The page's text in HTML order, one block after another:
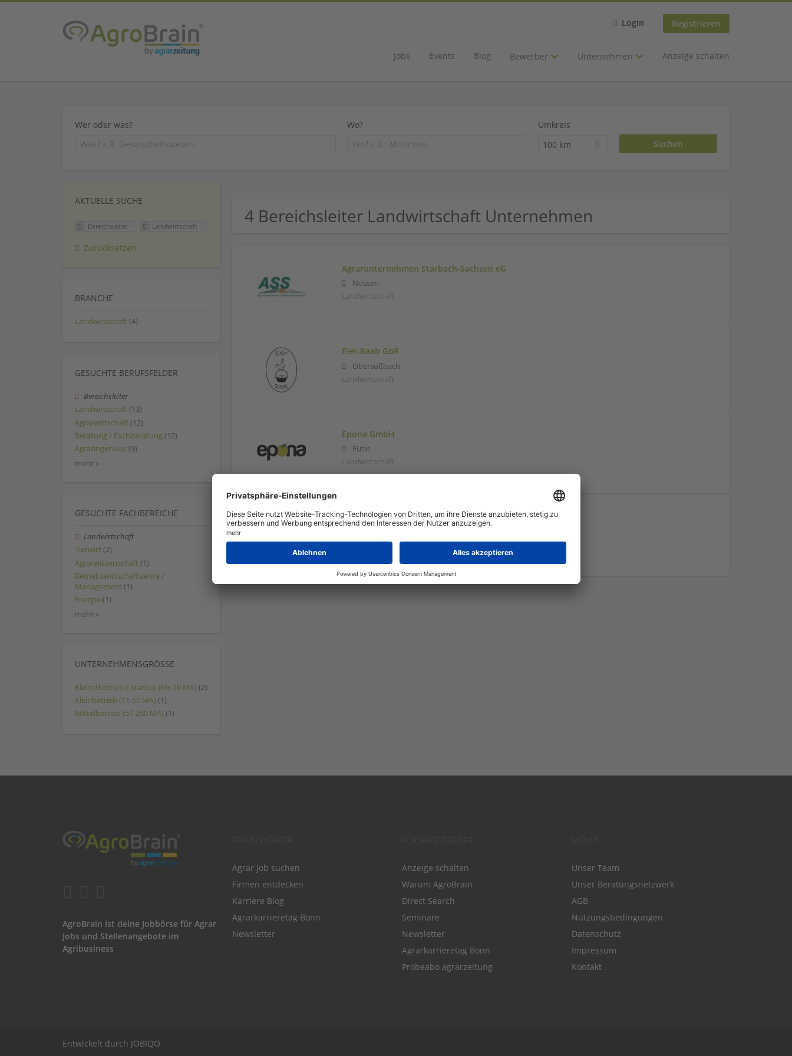
Login Registrieren
Jobs Events Blog Bewerber Unternehmen Anzeige schalten
Wer oder was? Wo?
Umkreis
100 km
4 Bereichsleiter Landwirtschaft Unternehmen
Agrarunternehmen Starbach-Sachsen eG
Nossen
Landwirtschaft
Eier-Raab GbR
Obersüßbach
Landwirtschaft
Epona GmbH
Eutin
Landwirtschaft
Henning Kung
Landwirtschaft
AKTUELLE SUCHE
Bereichsleiter Landwirtschaft
Zurücksetzen
BRANCHE
Landwirtschaft (4)
GESUCHTE BERUFSFELDER
Bereichsleiter
Landwirtschaft (13)
Agrarwirtschaft (12)
Beratung / Fachberatung (12)
Agraringenieur (9)
mehr »
GESUCHTE FACHBEREICHE
Landwirtschaft
Tierwirt (2)
Agrarwissenschaft (1)
Betriebswirtschaftslehre /
Management (1)
Energie (1)
mehr »
UNTERNEHMENSGRÖSSE
Kleinstbetrieb / Startup (bis 10 MA) (2)
Kleinbetrieb (11-50 MA) (1)
Mittelbetrieb (51-250 MA) (1)
AgroBrain ist deine Jobbörse für Agrar
Jobs und Stellenangebote im
Agribusiness
Agrar Job suchen
Firmen entdecken
Karriere Blog
Agrarkarrieretag Bonn
Newsletter
Anzeige schalten
Warum AgroBrain
Direct Search
Seminare
Newsletter
Agrarkarrieretag Bonn
Probeabo agrarzeitung
Unser Team
Unser Beratungsnetzwerk
AGB
Nutzungsbedingungen
Datenschutz
Impressum
Kontakt
Entwickelt durch JOBIQO